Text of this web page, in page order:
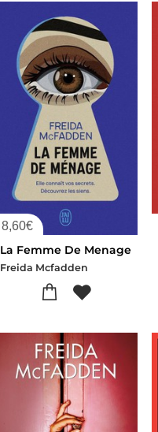
8,60€
La Femme De Menage
Freida Mcfadden